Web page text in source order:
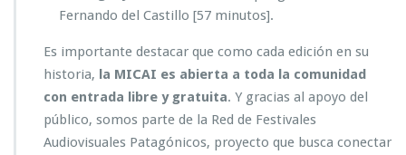
Fernando del Castillo [57 minutos].
Es importante destacar que como cada edición en su
historia, la MICAI es abierta a toda la comunidad
con entrada libre y gratuita. Y gracias al apoyo del
público, somos parte de la Red de Festivales
Audiovisuales Patagónicos, proyecto que busca conectar